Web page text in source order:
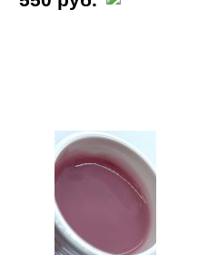
Опция
Гели для френча